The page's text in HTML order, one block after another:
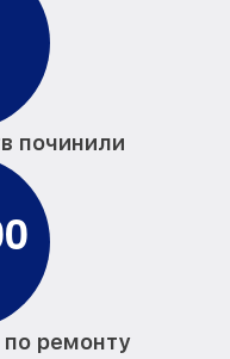
починили
0
ремонту